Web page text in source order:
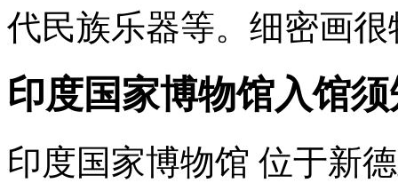
代民族乐器等。细密画
印度国家博物馆入馆须
印度国家博物馆 位于新